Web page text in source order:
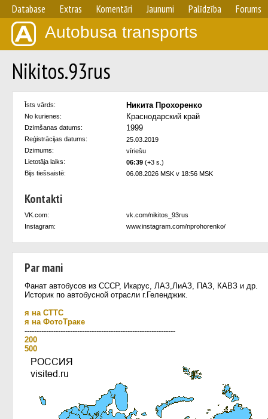
Database Extras Komentāri Jaunumi Palīdzība Forums
Autobusa transports
Nikitos.93rus
Īsts vārds: Никита Прохоренко
No kurienes: Краснодарский край
Dzimšanas datums: 1999
Reģistrācijas datums:
25.03.2019
Dzimums:
vīriešu
Lietotāja laiks:
06:39 (+3 s.)
Bijs tiešsaistē:
06.08.2026 MSK v 18:56 MSK
Kontakti
VK.com:
vk.com/nikitos_93rus
Instagram:
www.instagram.com/nprohorenko/
Par mani
Фанат автобусов из СССР, Икарус, ЛАЗ,ЛиАЗ, ПАЗ, КАВЗ и др.
Историк по автобусной отрасли г.Геленджик.
я на СТТС
я на ФотоТраке
---------------------------------------------------------------
200
500